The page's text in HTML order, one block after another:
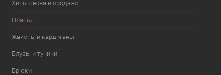
Хиты снова в продаже
Платья
Жакеты и кардиганы
Блузы и туники
Брюки